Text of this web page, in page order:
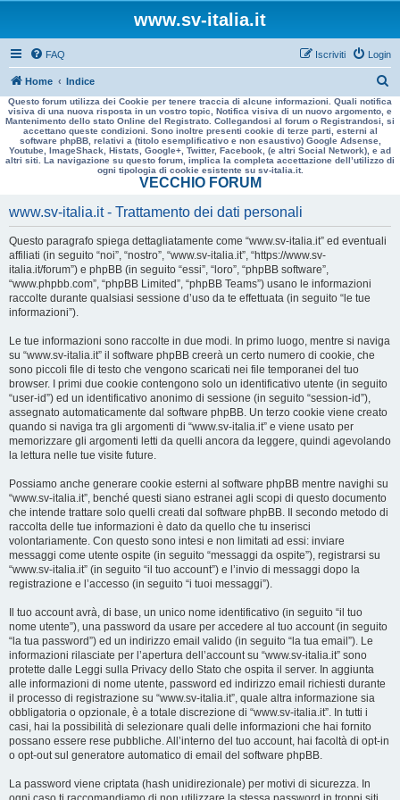
www.sv-italia.it
FAQ Login
Iscriviti
Home Indice
e
r
a
Questo forum utilizza dei Cookie per tenere traccia di alcune informazioni. Quali notifica
visiva di una nuova risposta in un vostro topic, Notifica visiva di un nuovo argomento, e
Mantenimento dello stato Online del Registrato. Collegandosi al forum o Registrandosi, si
accettano queste condizioni. Sono inoltre presenti cookie di terze parti, esterni al
software phpBB, relativi a (titolo esemplificativo e non esaustivo) Google Adsense,
Youtube, ImageShack, Histats, Google+, Twitter, Facebook, (e altri Social Network), e ad
altri siti. La navigazione su questo forum, implica la completa accettazione dell’utilizzo di
ogni tipologia di cookie esistente su sv-italia.it.
VECCHIO FORUM
www.sv-italia.it - Trattamento dei dati personali
Questo paragrafo spiega dettagliatamente come “www.sv-italia.it” ed eventuali
affiliati (in seguito “noi”, “nostro”, “www.sv-italia.it”, “https://www.sv-
italia.it/forum”) e phpBB (in seguito “essi”, “loro”, “phpBB software”,
“www.phpbb.com”, “phpBB Limited”, “phpBB Teams”) usano le informazioni
raccolte durante qualsiasi sessione d’uso da te effettuata (in seguito “le tue
informazioni”).
Le tue informazioni sono raccolte in due modi. In primo luogo, mentre si naviga
su “www.sv-italia.it” il software phpBB creerà un certo numero di cookie, che
sono piccoli file di testo che vengono scaricati nei file temporanei del tuo
browser. I primi due cookie contengono solo un identificativo utente (in seguito
“user-id”) ed un identificativo anonimo di sessione (in seguito “session-id”),
assegnato automaticamente dal software phpBB. Un terzo cookie viene creato
quando si naviga tra gli argomenti di “www.sv-italia.it” e viene usato per
memorizzare gli argomenti letti da quelli ancora da leggere, quindi agevolando
la lettura nelle tue visite future.
Possiamo anche generare cookie esterni al software phpBB mentre navighi su
“www.sv-italia.it”, benché questi siano estranei agli scopi di questo documento
che intende trattare solo quelli creati dal software phpBB. Il secondo metodo di
raccolta delle tue informazioni è dato da quello che tu inserisci
volontariamente. Con questo sono intesi e non limitati ad essi: inviare
messaggi come utente ospite (in seguito “messaggi da ospite”), registrarsi su
“www.sv-italia.it” (in seguito “il tuo account”) e l’invio di messaggi dopo la
registrazione e l’accesso (in seguito “i tuoi messaggi”).
Il tuo account avrà, di base, un unico nome identificativo (in seguito “il tuo
nome utente”), una password da usare per accedere al tuo account (in seguito
“la tua password”) ed un indirizzo email valido (in seguito “la tua email”). Le
informazioni rilasciate per l’apertura dell’account su “www.sv-italia.it” sono
protette dalle Leggi sulla Privacy dello Stato che ospita il server. In aggiunta
alle informazioni di nome utente, password ed indirizzo email richiesti durante
il processo di registrazione su “www.sv-italia.it”, quale altra informazione sia
obbligatoria o opzionale, è a totale discrezione di “www.sv-italia.it”. In tutti i
casi, hai la possibilità di selezionare quali delle informazioni che hai fornito
possano essere rese pubbliche. All’interno del tuo account, hai facoltà di opt-in
o opt-out sul generatore automatico di email del software phpBB.
La password viene criptata (hash unidirezionale) per motivi di sicurezza. In